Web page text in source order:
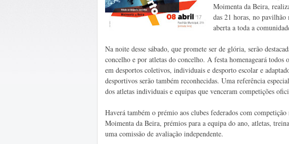
Moimenta da Beira,
das 21 horas, no
aberta a toda a
Na noite desse sábado, que promete ser de glória, serão
concelho e por atletas do concelho. A festa homenageará todos
em desportos coletivos, individuais e desporto escolar e
desportivos serão também reconhecidas. Uma referência
dos atletas individuais e equipas que venceram competições
Haverá também o prémio aos clubes federados com
Moimenta da Beira, prémios para a equipa do ano, atletas,
uma comissão de avaliação independente.